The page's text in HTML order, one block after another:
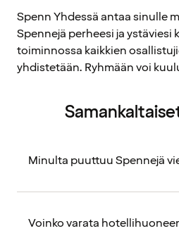
Spenn Yhdessä antaa sinulle
Spennejä perheesi ja ystäviesi
toiminnossa kaikkien
yhdistetään. Ryhmään voi
Minulta puuttuu Spennejä
Voinko varata